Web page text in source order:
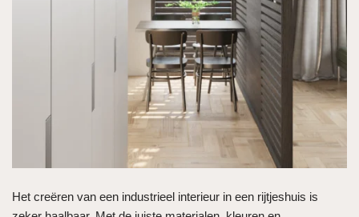
Het creëren van een industrieel interieur in een rijtjeshuis is